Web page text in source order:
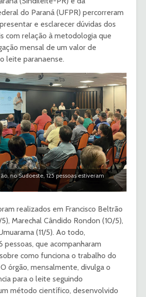
do Paraná (UFPR) percorreram
e esclarecer dúvidas dos
com relação à metodologia que
mensal de um valor de
leite paranaense.
no Sudoeste, 125 pessoas estiveram
realizados em Francisco Beltrão
Marechal Cândido Rondon (10/5),
(11/5). Ao todo,
pessoas, que acompanharam
como funciona o trabalho do
órgão, mensalmente, divulga o
para o leite seguindo
método científico, desenvolvido